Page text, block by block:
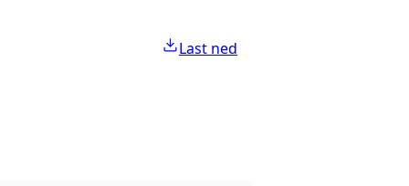
Last ned